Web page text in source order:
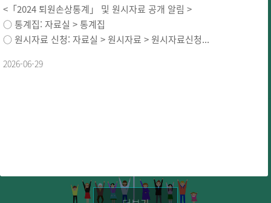
<「2024 퇴원손상통계」 및 원시자료 공개 알림 >
○ 통계집: 자료실 > 통계집
○ 원시자료 신청: 자료실 > 원시자료 > 원시자료신청...
2026-06-29